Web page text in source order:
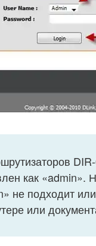
как «admin».
не подходит
или